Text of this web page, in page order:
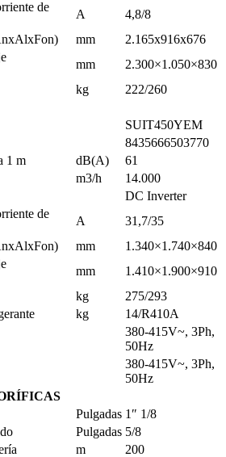
de
A
4,8/8
mm
2.165x916x676
mm
2.300×1.050×830
kg
222/260
SUIT450YEM
8435666503770
1 m
dB(A)
61
m3/h
14.000
DC Inverter
de
A
31,7/35
mm
1.340×1.740×840
mm
1.410×1.900×910
kg
275/293
kg
14/R410A
380-415V~, 3Ph,
50Hz
380-415V~, 3Ph,
50Hz
Pulgadas 1″ 1/8
Pulgadas 5/8
m
200